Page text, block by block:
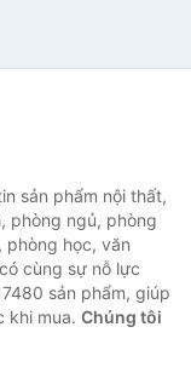
sản phẩm nội thất,
phòng ngủ, phòng
phòng học, văn
cùng sự nỗ lực
sản phẩm, giúp
khi mua. Chúng tôi